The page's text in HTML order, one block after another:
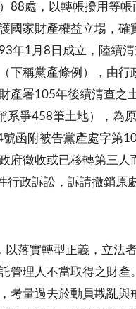
88處，以轉帳撥用等
國家財產權益立場，
年1月8日成立，陸續
下稱黨產條例），由
產署105年後續清查之
爭458筆土地），為
函附被告黨產處字第
府徵收或已移轉第三
政訴訟，訴請撤銷原
落實轉型正義，立法
管理人不當取得之財
考量過去於動員戡亂